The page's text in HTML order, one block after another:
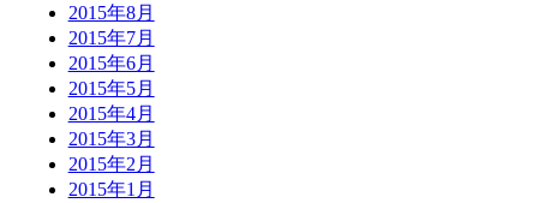
2015年8月
2015年7月
2015年6月
2015年5月
2015年4月
2015年3月
2015年2月
2015年1月